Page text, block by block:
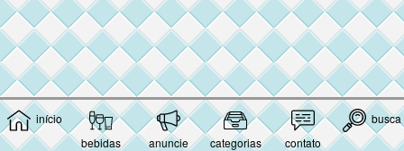
início
bebidas
anuncie categorias contato
busca